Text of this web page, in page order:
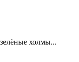
холмы...